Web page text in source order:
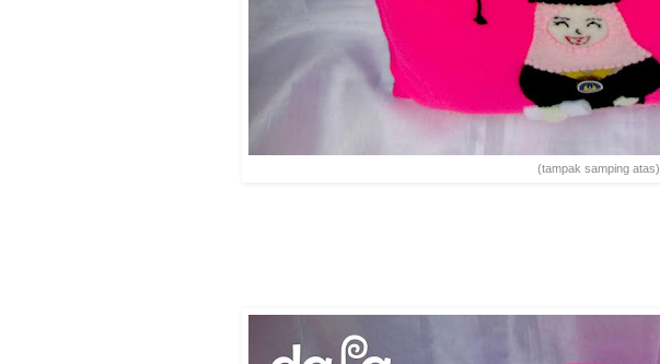
(tampak samping atas)